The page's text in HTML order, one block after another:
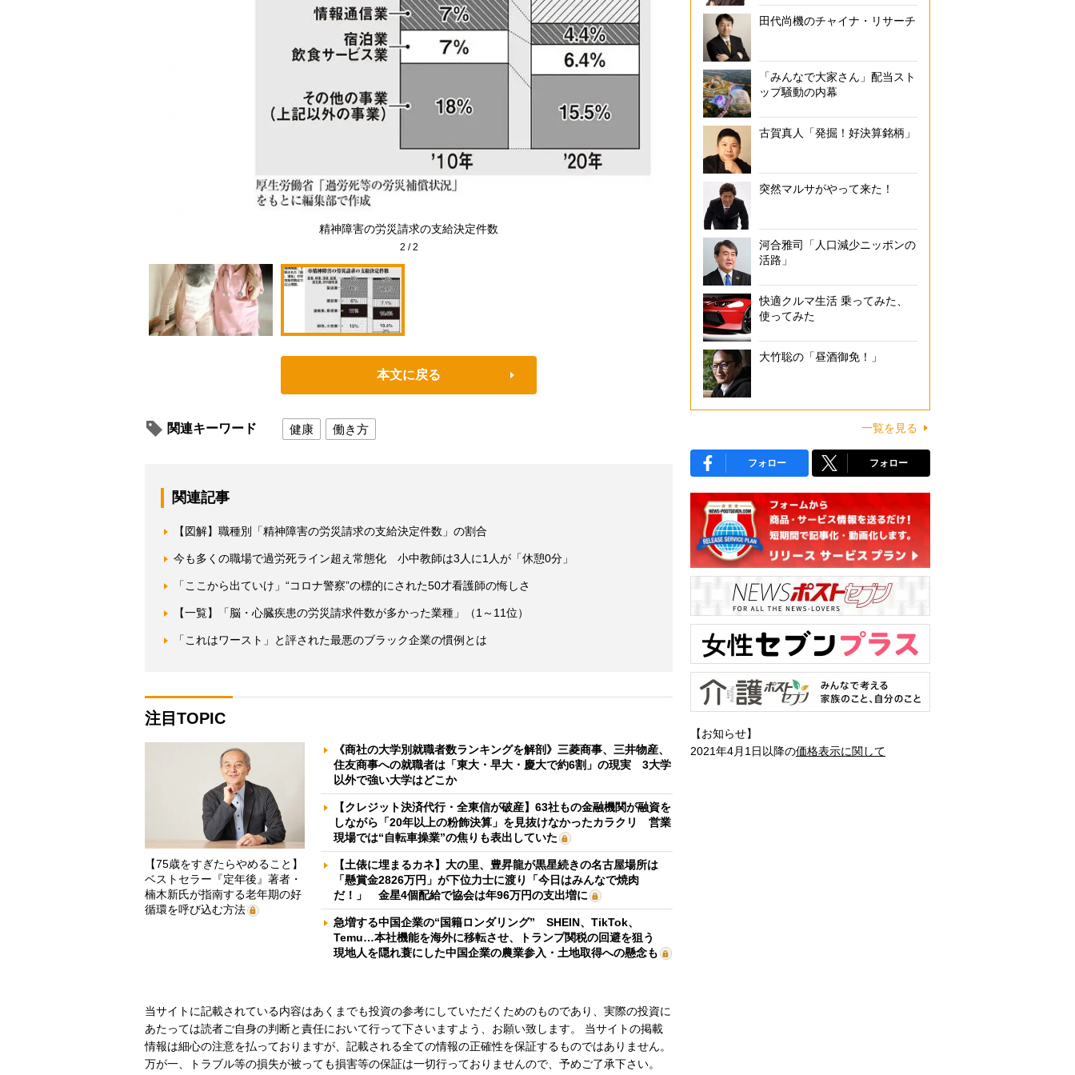
精神障害の労災請求の支給決定件数
2 /2
本文に戻る
関連キーワード 健康 働き方
関連記事
【図解】職種別「精神障害の労災請求の支給決定件数」の割合
今も多くの職場で過労死ライン超え常態化 小中教師は3人に1人が「休憩0分」
「ここから出ていけ」“コロナ警察”の標的にされた50才看護師の悔しさ
【一覧】「脳・心臓疾患の労災請求件数が多かった業種」（1～11位）
「これはワースト」と評された最悪のブラック企業の慣例とは
注目TOPIC
【75歳をすぎたらやめること】
ベストセラー『定年後』著者・
楠木新氏が指南する老年期の好
循環を呼び込む方法
《商社の大学別就職者数ランキングを解剖》三菱商事、三井物産、
住友商事への就職者は「東大・早大・慶大で約6割」の現実 3大学
以外で強い大学はどこか
【クレジット決済代行・全東信が破産】63社もの金融機関が融資を
しながら「20年以上の粉飾決算」を見抜けなかったカラクリ 営業
現場では“自転車操業”の焦りも表出していた
【土俵に埋まるカネ】大の里、豊昇龍が黒星続きの名古屋場所は
「懸賞金2826万円」が下位力士に渡り「今日はみんなで焼肉
だ！」 金星4個配給で協会は年96万円の支出増に
急増する中国企業の“国籍ロンダリング” SHEIN、TikTok、
Temu…本社機能を海外に移転させ、トランプ関税の回避を狙う
現地人を隠れ蓑にした中国企業の農業参入・土地取得への懸念も
当サイトに記載されている内容はあくまでも投資の参考にしていただくためのものであり、実際の投資に
あたっては読者ご自身の判断と責任において行って下さいますよう、お願い致します。 当サイトの掲載
情報は細心の注意を払っておりますが、記載される全ての情報の正確性を保証するものではありません。
万が一、トラブル等の損失が被っても損害等の保証は一切行っておりませんので、予めご了承下さい。
田代尚機のチャイナ・リサーチ
「みんなで大家さん」配当スト
ップ騒動の内幕
古賀真人「発掘！好決算銘柄」
突然マルサがやって来た！
河合雅司「人口減少ニッポンの
活路」
快適クルマ生活 乗ってみた、
使ってみた
大竹聡の「昼酒御免！」
一覧を見る
フォロー フォロー
【お知らせ】
2021年4月1日以降の価格表示に関して